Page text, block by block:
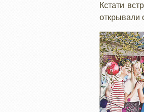
Кстати
открывали